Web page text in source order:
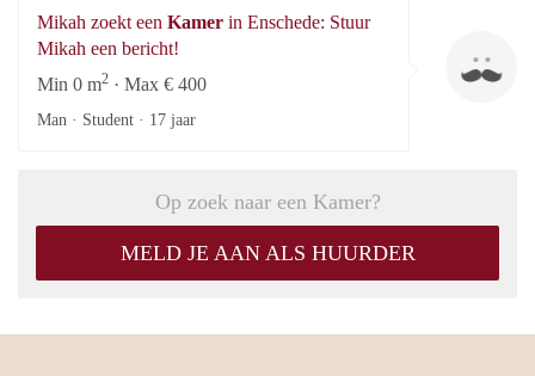
Mikah zoekt een Kamer in Enschede: Stuur
Mikah een bericht!
Min 0 m2 · Max € 400
Man · Student · 17 jaar
Op zoek naar een Kamer?
MELD JE AAN ALS HUURDER